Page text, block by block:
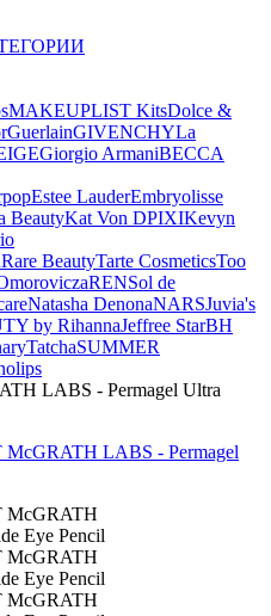
MAKEUPLIST KitsDolce &
GuerlainGIVENCHYLa
Giorgio ArmaniBECCA
Estee LauderEmbryolisse
BeautyKat Von DPIXIKevyn
Rare BeautyTarte CosmeticsToo
RENSol de
Natasha DenonaNARSJuvia's
by RihannaJeffree StarBH
TatchaSUMMER
LABS - Permagel Ultra